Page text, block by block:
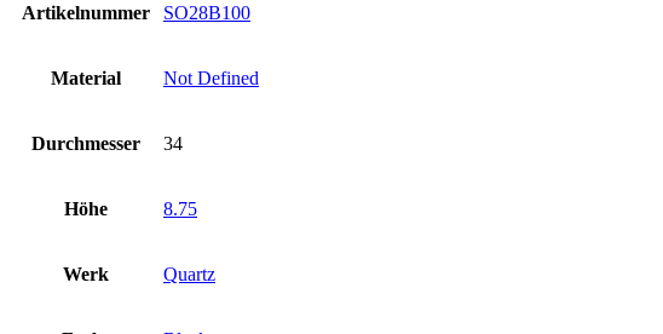
Artikelnummer SO28B100
Material Not Defined
Durchmesser 34
Höhe 8.75
Werk Quartz